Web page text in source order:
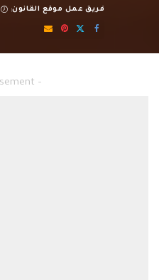
Posted
by
فريق عمل موقع القانون
– Advertisement –